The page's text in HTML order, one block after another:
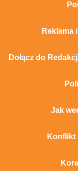
Reklama
Dołącz do
Jak
Konflikt